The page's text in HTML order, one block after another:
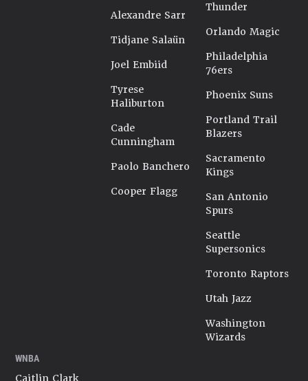
Alexandre Sarr
Tidjane Salaün
Joel Embiid
Tyrese
Haliburton
Cade
Cunningham
Paolo Banchero
Cooper Flagg
Thunder
Orlando Magic
Philadelphia
76ers
Phoenix Suns
Portland Trail
Blazers
Sacramento
Kings
San Antonio
Spurs
Seattle
Supersonics
Toronto Raptors
Utah Jazz
Washington
Wizards
WNBA
Caitlin Clark